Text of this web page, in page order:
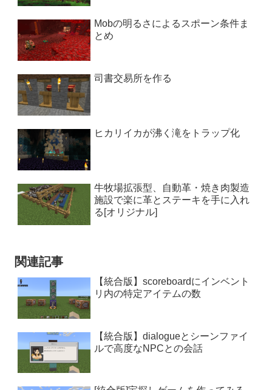
Mobの明るさによるスポーン条件ま
とめ
司書交易所を作る
ヒカリイカが沸く滝をトラップ化
牛牧場拡張型、自動革・焼き肉製造
施設で楽に革とステーキを手に入れ
る[オリジナル]
関連記事
【統合版】scoreboardにインベント
リ内の特定アイテムの数
【統合版】dialogueとシーンファイ
ルで高度なNPCとの会話